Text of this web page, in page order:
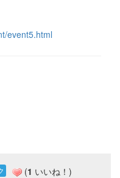
event5.html
(1 いいね！)